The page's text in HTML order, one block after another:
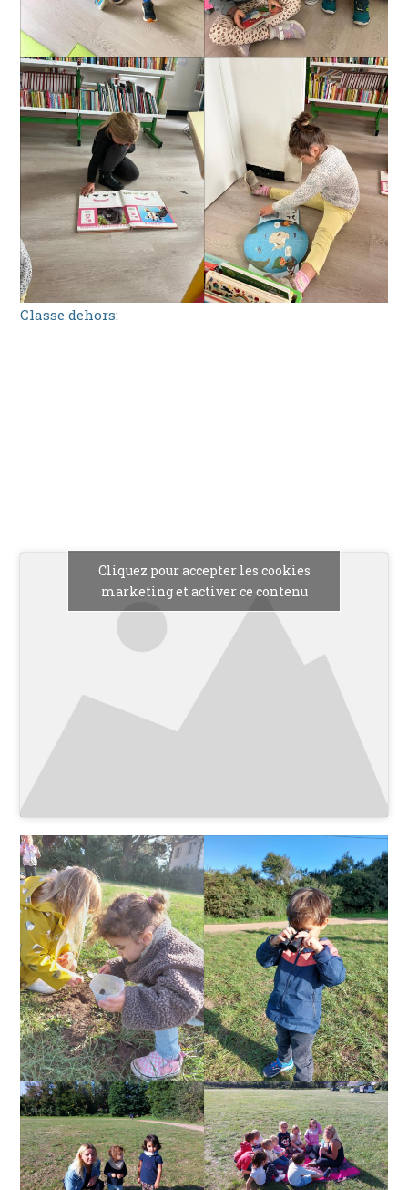
Classe dehors:
Cliquez pour accepter les cookies
marketing et activer ce contenu